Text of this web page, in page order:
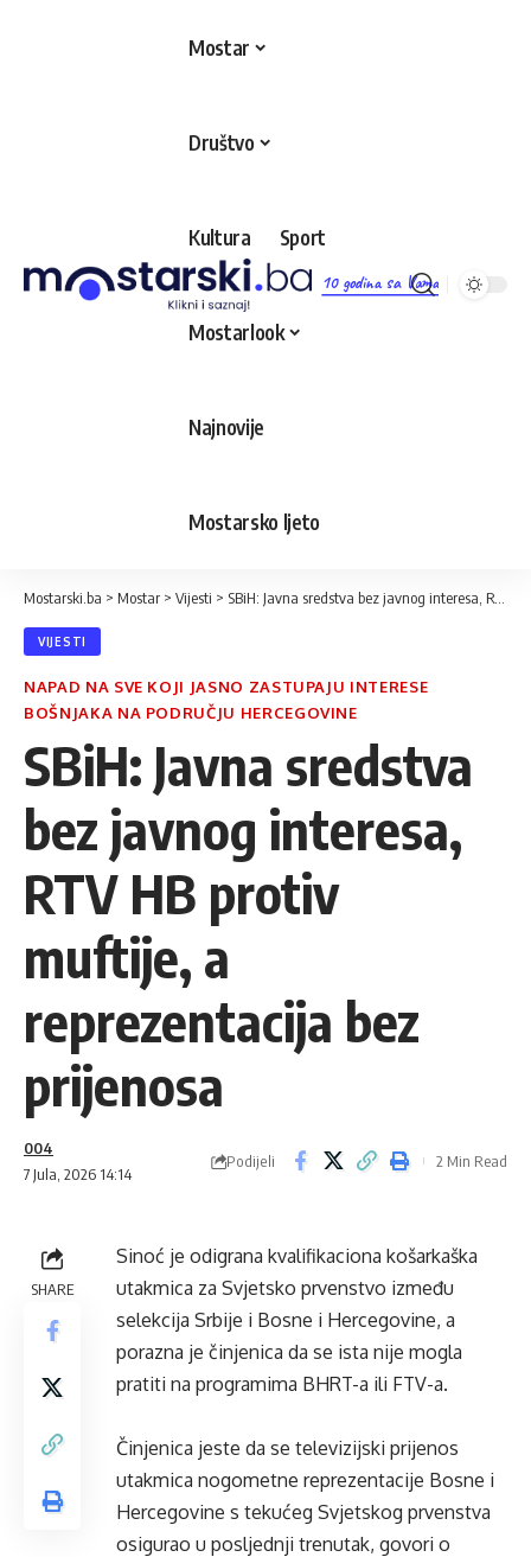
10 godina sa Vama
Mostar
Društvo
Kultura Sport
Mostarlook
Najnovije
Mostarsko ljeto
Mostarski.ba > Mostar > Vijesti > SBiH: Javna sredstva bez javnog interesa, RTV HB protiv muftije, a reprezentacija bez prijenosa
VIJESTI
NAPAD NA SVE KOJI JASNO ZASTUPAJU INTERESE
BOŠNJAKA NA PODRUČJU HERCEGOVINE
SBiH: Javna sredstva
bez javnog interesa,
RTV HB protiv
muftije, a
reprezentacija bez
prijenosa
7 Jula, 2026 14:14
004
Podijeli 2 Min Read
SHARE
Sinoć je odigrana kvalifikaciona košarkaška
utakmica za Svjetsko prvenstvo između
selekcija Srbije i Bosne i Hercegovine, a
porazna je činjenica da se ista nije mogla
pratiti na programima BHRT-a ili FTV-a.
Činjenica jeste da se televizijski prijenos
utakmica nogometne reprezentacije Bosne i
Hercegovine s tekućeg Svjetskog prvenstva
osigurao u posljednji trenutak, govori o